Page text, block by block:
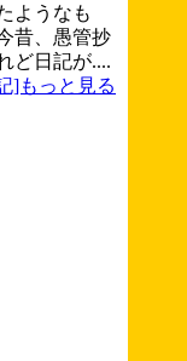
ようなも
昔、愚管抄
ど日記が....
]もっと見る